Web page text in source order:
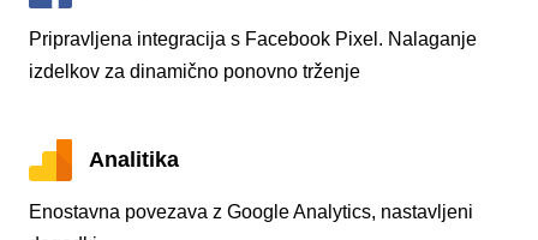
Pripravljena integracija s Facebook Pixel. Nalaganje
izdelkov za dinamično ponovno trženje
Analitika
Enostavna povezava z Google Analytics, nastavljeni